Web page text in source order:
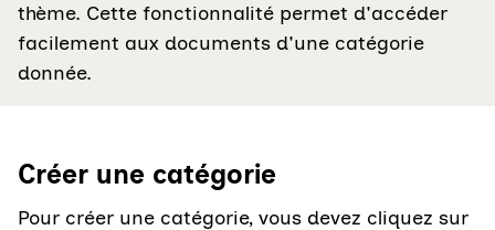
thème. Cette fonctionnalité permet d'accéder
facilement aux documents d'une catégorie
donnée.
Créer une catégorie
Pour créer une catégorie, vous devez cliquez sur